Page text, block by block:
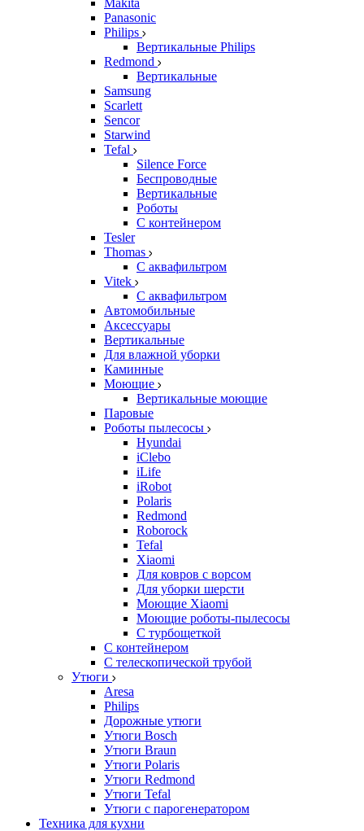
Makita
Panasonic
Philips
Вертикальные Philips
Redmond
Вертикальные
Samsung
Scarlett
Sencor
Starwind
Tefal
Silence Force
Беспроводные
Вертикальные
Роботы
С контейнером
Tesler
Thomas
С аквафильтром
Vitek
С аквафильтром
Автомобильные
Аксессуары
Вертикальные
Для влажной уборки
Каминные
Моющие
Вертикальные моющие
Паровые
Роботы пылесосы
Hyundai
iClebo
iLife
iRobot
Polaris
Redmond
Roborock
Tefal
Xiaomi
Для ковров с ворсом
Для уборки шерсти
Моющие Xiaomi
Моющие роботы-пылесосы
С турбощеткой
С контейнером
С телескопической трубой
Утюги
Aresa
Philips
Дорожные утюги
Утюги Bosch
Утюги Braun
Утюги Polaris
Утюги Redmond
Утюги Tefal
Утюги с парогенератором
Техника для кухни